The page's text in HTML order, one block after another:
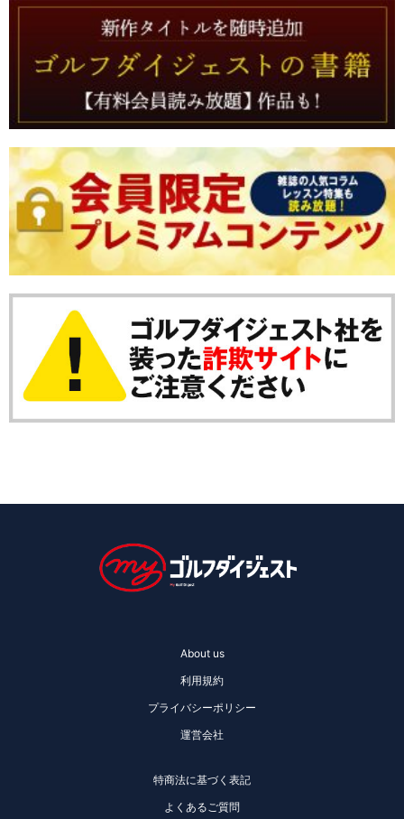
About us
利用規約
プライバシーポリシー
運営会社
特商法に基づく表記
よくあるご質問